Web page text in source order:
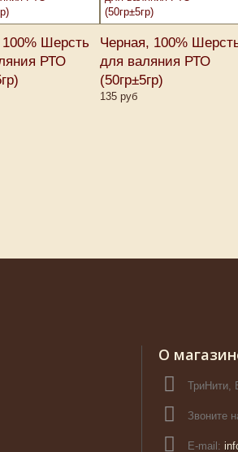
Шерсть
РТО
Черная, 100%
для валяния РТО
(50гр±5гр)
135 руб
О
ТриНити,
Звоните
E-mail: